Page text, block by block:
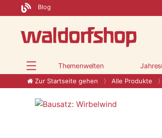
Blog
Themenwelten
Zur Startseite gehen Alle Produkte